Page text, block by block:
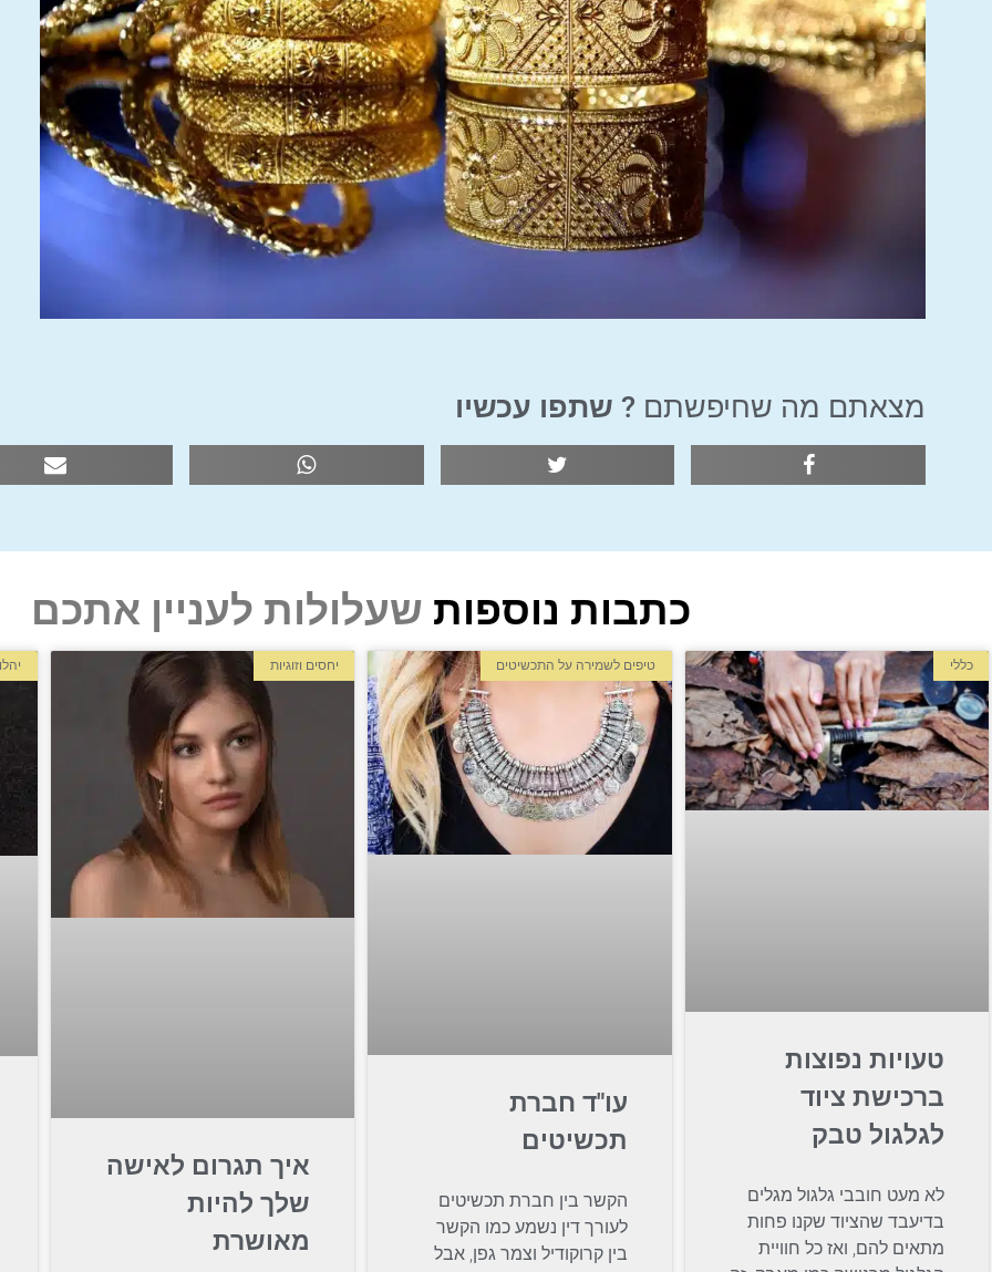
מצאתם מה שחיפשתם ? שתפו עכשיו
כתבות נוספות שעלולות לעניין אתכם
כללי
טעויות נפוצות
ברכישת ציוד
לגלגול טבק
לא מעט חובבי גלגול מגלים
בדיעבד שהציוד שקנו פחות
מתאים להם, ואז כל חוויית
טיפים לשמירה על התכשיטים
עו"ד חברת
תכשיטים
הקשר בין חברת תכשיטים
לעורך דין נשמע כמו הקשר
בין קרוקודיל וצמר גפן, אבל
יחסים וזוגיות
איך תגרום לאישה
שלך להיות
מאושרת